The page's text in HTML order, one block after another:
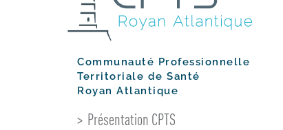
Communauté Professionnelle
Territoriale de Santé
Royan Atlantique
Présentation CPTS